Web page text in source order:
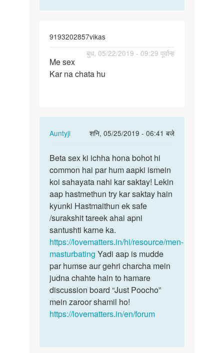
यादव
9193202857vikas
बुध, 05/22/2019 - 09:29 पूर्वान्ह
Me
sex
Me sex
Kar na chata hu
Auntyji
शनि, 05/25/2019 - 06:41 बजे
In
to
Me
sex
Kar
na
chata
hu
by
9193202857vikas
Beta
sex
ki
ichha
hona
bohot…
Beta sex ki ichha hona bohot hi
common hai par hum aapki ismein
koi sahayata nahi kar saktay! Lekin
aap hastmethun try kar saktay hain
kyunki Hastmaithun ek safe
/surakshit tareek ahai apni
santushti karne ka.
https://lovematters.in/hi/resource/men-
masturbating Yadi aap is mudde
par humse aur gehri charcha mein
judna chahte hain to hamare
discussion board “Just Poocho”
mein zaroor shamil ho!
https://lovematters.in/en/forum